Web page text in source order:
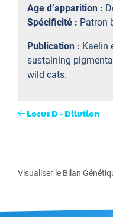
Age d’apparition :
Spécificité : Patron
Publication : Kaelin
sustaining
wild cats.
Locus D - Dilution
Visualiser le Bilan